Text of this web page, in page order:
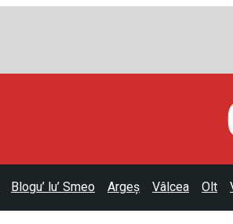
Blogu’ lu’ Smeo Argeș Vâlcea Olt